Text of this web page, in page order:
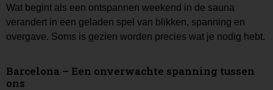
Wat begint als een ontspannen weekend in de sauna
verandert in een geladen spel van blikken, spanning en
overgave. Soms is gezien worden precies wat je nodig hebt.
Barcelona – Een onverwachte spanning tussen
ons